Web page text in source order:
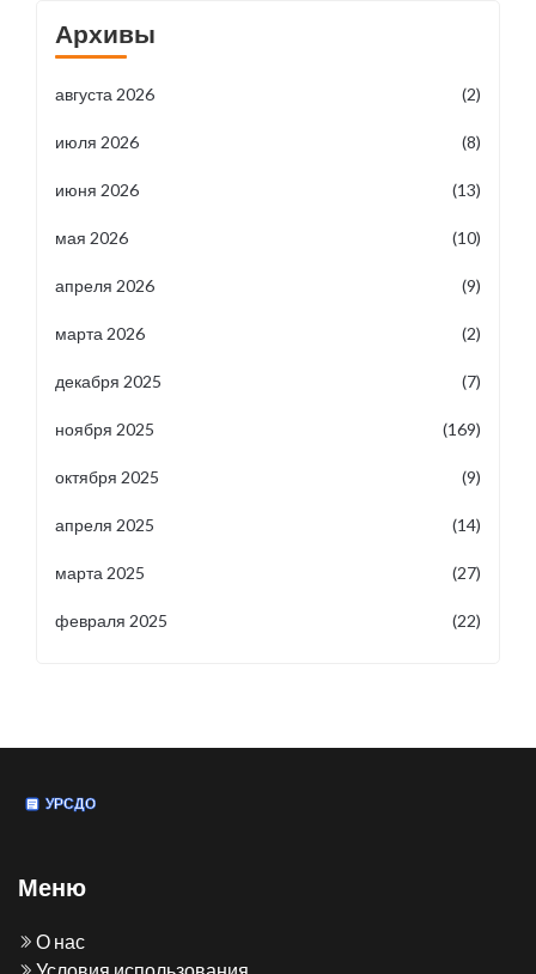
Архивы
августа 2026 (2)
июля 2026 (8)
июня 2026 (13)
мая 2026 (10)
апреля 2026 (9)
марта 2026 (2)
декабря 2025 (7)
ноября 2025 (169)
октября 2025 (9)
апреля 2025 (14)
марта 2025 (27)
февраля 2025 (22)
Меню
О нас